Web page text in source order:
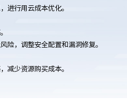
进行用云成本优化。
险，调整安全配置和漏洞修复。
减少资源购买成本。